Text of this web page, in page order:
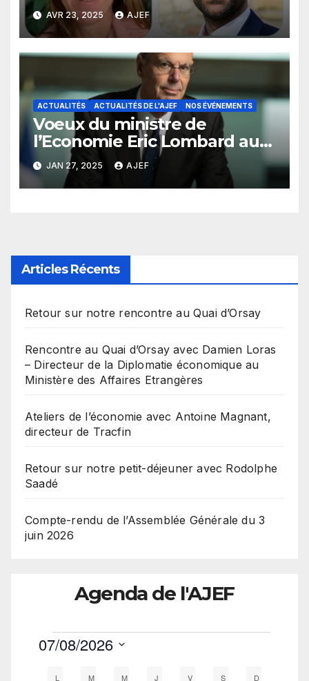
13 mai 2025
AVR 23, 2025 AJEF
ACTUALITÉS ACTUALITÉS DE L'AJEF NOS ÉVÉNEMENTS
Voeux du ministre de
l’Economie Eric Lombard aux
adhérents de l’AJEF
JAN 27, 2025 AJEF
Articles Récents
Retour sur notre rencontre au Quai d’Orsay
Rencontre au Quai d’Orsay avec Damien Loras
– Directeur de la Diplomatie économique au
Ministère des Affaires Etrangères
Ateliers de l’économie avec Antoine Magnant,
directeur de Tracfin
Retour sur notre petit-déjeuner avec Rodolphe
Saadé
Compte-rendu de l’Assemblée Générale du 3
juin 2026
Agenda de l'AJEF